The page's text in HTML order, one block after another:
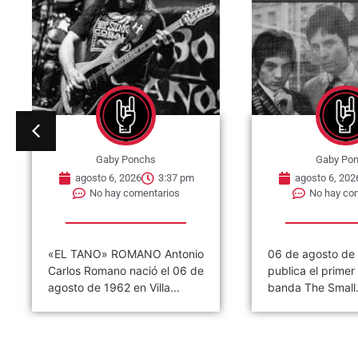
Gaby Ponchs
agosto 6, 2026
3:32 pm
No hay comentarios
06 de agosto de 1965, se
publica el primer single de la
banda The Small...
Gaby
agosto 6,
No hay
06 de agosto de
Ramones ofrece
concierto. Tal